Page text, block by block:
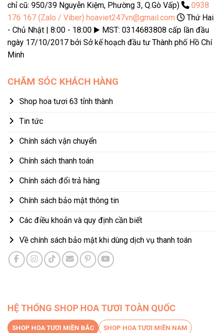
chỉ cũ: 950/39 Nguyễn Kiệm, Phường 3, Q.Gò Vấp)
0938
176 167 (Zalo / Viber) hoaviet247vn@gmail.com
Thứ Hai
- Chủ Nhật | 8:00 - 18:00 ▶️ MST: 0314683808 cấp lần đầu
ngày 17/10/2017 bởi Sở kế hoạch đầu tư Thành phố Hồ Chí
Minh
CHĂM SÓC KHÁCH HÀNG
Shop hoa tươi 63 tỉnh thành
Tin tức
Chính sách vận chuyển
Chính sách thanh toán
Chính sách đổi trả hàng
Chính sách bảo mật thông tin
Các điều khoản và quy định cần biết
Về chính sách bảo mật khi dùng dịch vụ thanh toán
HỆ THỐNG SHOP HOA TƯƠI TOÀN QUỐC
SHOP HOA TƯƠI MIỀN BẮC SHOP HOA TƯƠI MIỀN NAM